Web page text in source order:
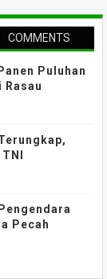
COMMENTS
Puluhan
Rasau
Pecah